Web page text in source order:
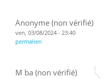
Anonyme (non vérifié)
ven, 03/08/2024 - 23:40
permalien
M ba (non vérifié)